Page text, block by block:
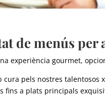
de menús per
experiència gourmet,
cura pels nostres
fins a plats principals